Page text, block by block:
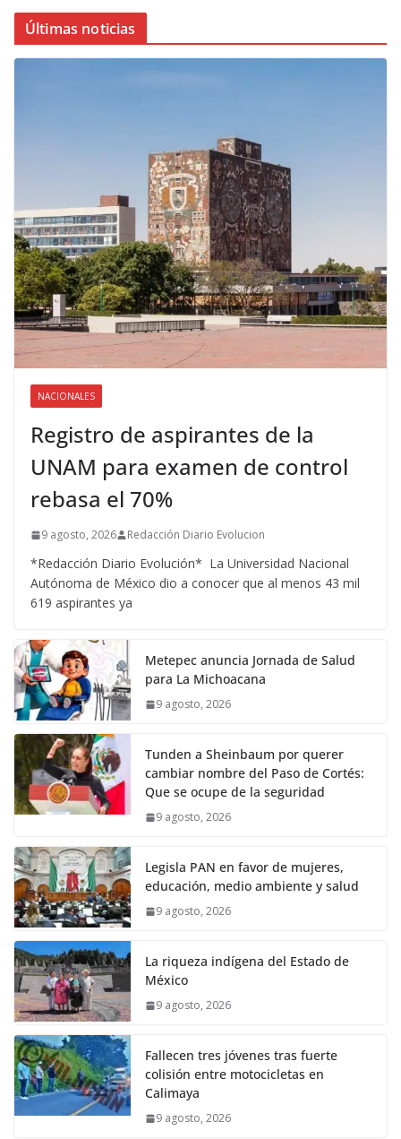
Últimas noticias
NACIONALES
Registro de aspirantes de la
UNAM para examen de control
rebasa el 70%
9 agosto, 2026 Redacción Diario Evolucion
*Redacción Diario Evolución* La Universidad Nacional
Autónoma de México dio a conocer que al menos 43 mil
619 aspirantes ya
Metepec anuncia Jornada de Salud
para La Michoacana
9 agosto, 2026
Tunden a Sheinbaum por querer
cambiar nombre del Paso de Cortés:
Que se ocupe de la seguridad
9 agosto, 2026
Legisla PAN en favor de mujeres,
educación, medio ambiente y salud
9 agosto, 2026
La riqueza indígena del Estado de
México
9 agosto, 2026
Fallecen tres jóvenes tras fuerte
colisión entre motocicletas en
Calimaya
9 agosto, 2026